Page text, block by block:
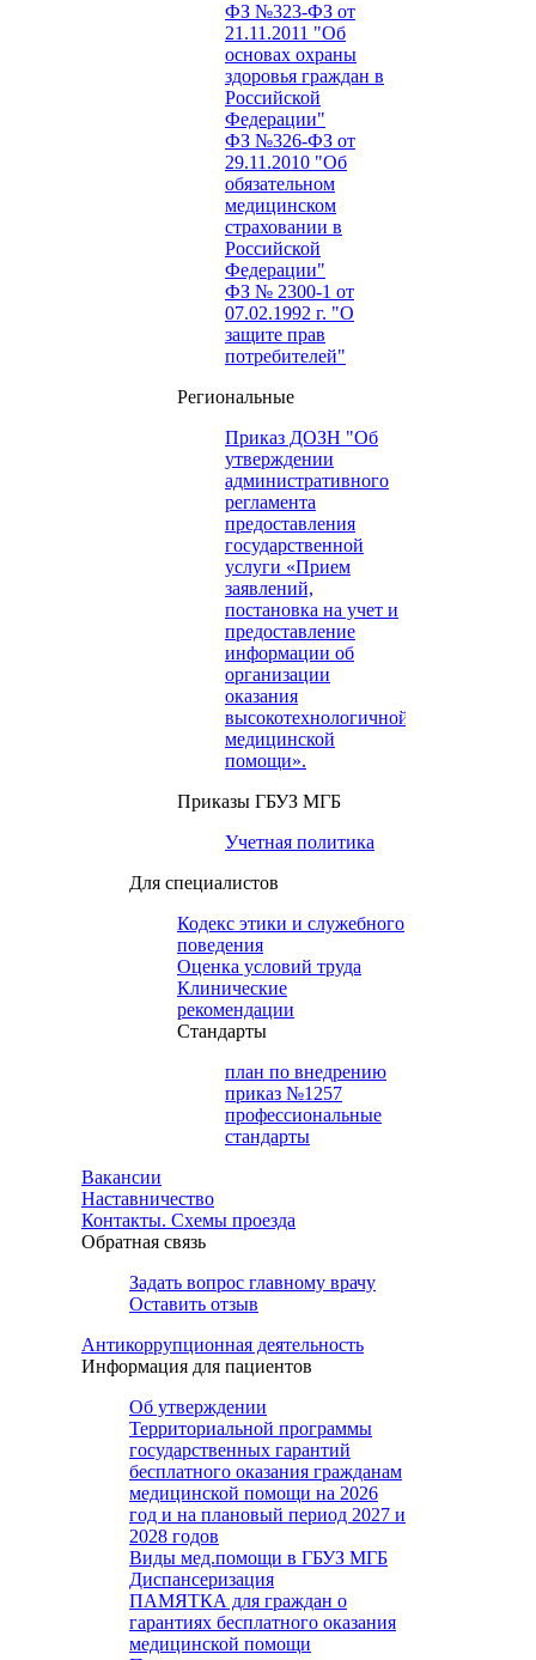
ФЗ №323-ФЗ от
21.11.2011 "Об
основах охраны
здоровья граждан в
Российской
Федерации"
ФЗ №326-ФЗ от
29.11.2010 "Об
обязательном
медицинском
страховании в
Российской
Федерации"
ФЗ № 2300-1 от
07.02.1992 г. "О
защите прав
потребителей"
Региональные
Приказ ДОЗН "Об
утверждении
административного
регламента
предоставления
государственной
услуги «Прием
заявлений,
постановка на учет и
предоставление
информации об
организации
оказания
высокотехнологичной
медицинской
помощи».
Приказы ГБУЗ МГБ
Учетная политика
Для специалистов
Кодекс этики и служебного
поведения
Оценка условий труда
Клинические
рекомендации
Cтандарты
план по внедрению
приказ №1257
профессиональные
стандарты
Вакансии
Наставничество
Контакты. Схемы проезда
Обратная связь
Задать вопрос главному врачу
Оставить отзыв
Антикоррупционная деятельность
Информация для пациентов
Об утверждении
Территориальной программы
государственных гарантий
бесплатного оказания гражданам
медицинской помощи на 2026
год и на плановый период 2027 и
2028 годов
Виды мед.помощи в ГБУЗ МГБ
Диспансеризация
ПАМЯТКА для граждан о
гарантиях бесплатного оказания
медицинской помощи